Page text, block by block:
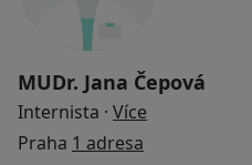
MUDr. Jana Čepová
Internista · Více
Praha 1 adresa